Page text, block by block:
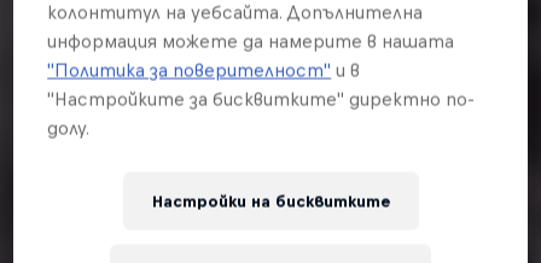
колонтитул на уебсайта. Допълнителна
информация можете да намерите в нашата
"Политика за поверителност" и в
"Настройките за бисквитките" директно по-
долу.
Настройки на бисквитките